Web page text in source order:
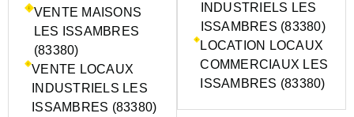
VENTE MAISONS
LES ISSAMBRES
(83380)
VENTE LOCAUX
INDUSTRIELS LES
ISSAMBRES (83380)
INDUSTRIELS LES
ISSAMBRES (83380)
LOCATION LOCAUX
COMMERCIAUX LES
ISSAMBRES (83380)